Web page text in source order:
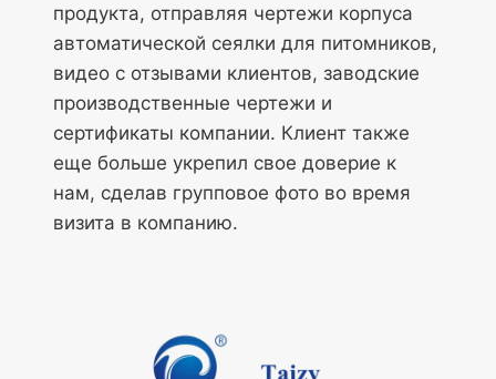
продукта, отправляя чертежи корпуса
автоматической сеялки для питомников,
видео с отзывами клиентов, заводские
производственные чертежи и
сертификаты компании. Клиент также
еще больше укрепил свое доверие к
нам, сделав групповое фото во время
визита в компанию.